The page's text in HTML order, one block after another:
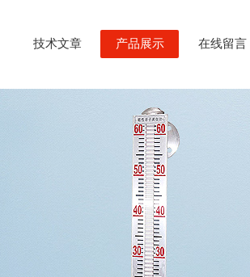
技术文章 产品展示 在线留言